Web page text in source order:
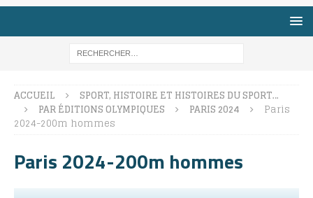
ACCUEIL
SPORT, HISTOIRE ET HISTOIRES DU SPORT…
PAR ÉDITIONS OLYMPIQUES
PARIS 2024
Paris
2024-200m hommes
Paris 2024-200m hommes